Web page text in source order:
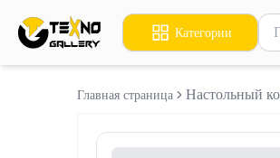
Категории
Главная страница Настольный